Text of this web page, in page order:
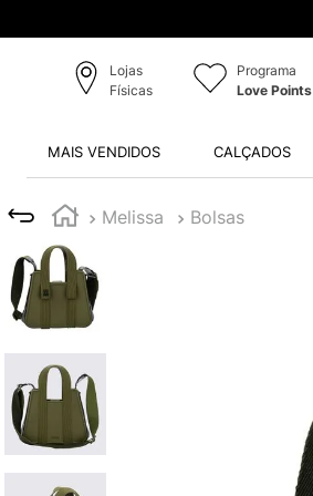
Lojas
Físicas
Programa
Love Points
MAIS VENDIDOS CALÇADOS
Melissa Bolsas